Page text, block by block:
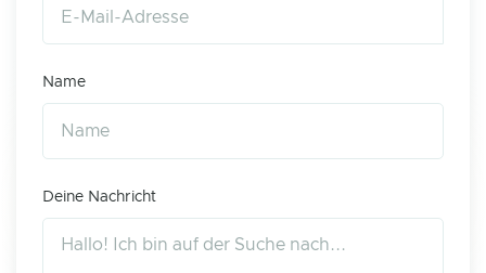
Name
Deine Nachricht